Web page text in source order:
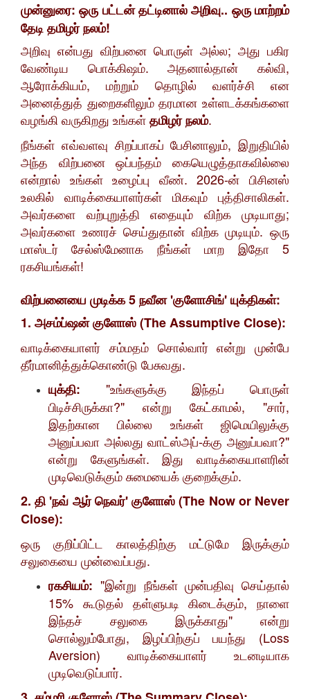
முன்னுரை: ஒரு பட்டன் தட்டினால் அறிவு.. ஒரு மாற்றம்
தேடி தமிழர் நலம்!
​அறிவு என்பது விற்பனை பொருள் அல்ல; அது பகிர
வேண்டிய பொக்கிஷம். அதனால்தான் கல்வி,
ஆரோக்கியம், மற்றும் தொழில் வளர்ச்சி என
அனைத்துத் துறைகளிலும் தரமான உள்ளடக்கங்களை
வழங்கி வருகிறது உங்கள்தமிழர் நலம்.
​நீங்கள் எவ்வளவு சிறப்பாகப் பேசினாலும், இறுதியில்
அந்த விற்பனை ஒப்பந்தம் கையெழுத்தாகவில்லை
என்றால் உங்கள் உழைப்பு வீண். 2026-ன் பிசினஸ்
உலகில் வாடிக்கையாளர்கள் மிகவும் புத்திசாலிகள்.
அவர்களை வற்புறுத்தி எதையும் விற்க முடியாது;
அவர்களை உணரச் செய்துதான் விற்க முடியும். ஒரு
மாஸ்டர் சேல்ஸ்மேனாக நீங்கள் மாற இதோ 5
ரகசியங்கள்!
விற்பனையை முடிக்க 5 நவீன 'குளோசிங்' யுக்திகள்:
1. அசம்ப்ஷன் குளோஸ் (The Assumptive Close):
​வாடிக்கையாளர் சம்மதம் சொல்வார் என்று முன்பே
தீர்மானித்துக்கொண்டு பேசுவது.
யுக்தி: "உங்களுக்கு இந்தப் பொருள்
பிடிச்சிருக்கா?" என்று கேட்காமல், "சார்,
இதற்கான பில்லை உங்கள் ஜிமெயிலுக்கு
அனுப்பவா அல்லது வாட்ஸ்அப்-க்கு அனுப்பவா?"
என்று கேளுங்கள். இது வாடிக்கையாளரின்
முடிவெடுக்கும் சுமையைக் குறைக்கும்.
2. தி 'நவ் ஆர் நெவர்' குளோஸ் (The Now or Never
Close):
​ஒரு குறிப்பிட்ட காலத்திற்கு மட்டுமே இருக்கும்
சலுகையை முன்வைப்பது.
ரகசியம்: "இன்று நீங்கள் முன்பதிவு செய்தால்
15% கூடுதல் தள்ளுபடி கிடைக்கும், நாளை
இந்தச் சலுகை இருக்காது" என்று
சொல்லும்போது, இழப்பிற்குப் பயந்து (Loss
Aversion) வாடிக்கையாளர் உடனடியாக
முடிவெடுப்பார்.